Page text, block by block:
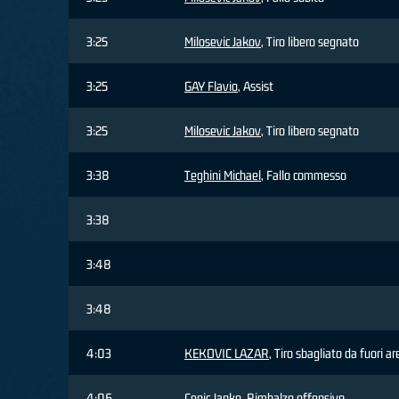
3:25 Milosevic Jakov, Tiro libero segnato
3:25 GAY Flavio, Assist
3:25 Milosevic Jakov, Tiro libero segnato
3:38 Teghini Michael, Fallo commesso
3:38
3:48
3:48
4:03 KEKOVIC LAZAR, Tiro sbagliato da fuori